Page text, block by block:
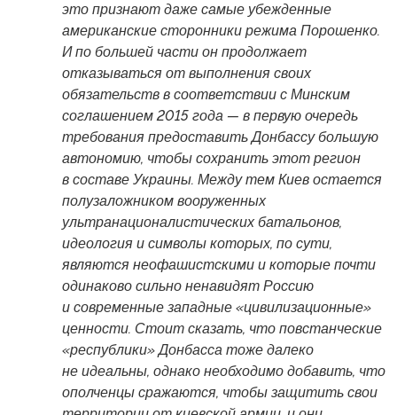
это признают даже самые убежденные
американские сторонники режима Порошенко.
И по большей части он продолжает
отказываться от выполнения своих
обязательств в соответствии с Минским
соглашением 2015 года — в первую очередь
требования предоставить Донбассу большую
автономию, чтобы сохранить этот регион
в составе Украины. Между тем Киев остается
полузаложником вооруженных
ультранационалистических батальонов,
идеология и символы которых, по сути,
являются неофашистскими и которые почти
одинаково сильно ненавидят Россию
и современные западные «цивилизационные»
ценности. Стоит сказать, что повстанческие
«республики» Донбасса тоже далеко
не идеальны, однако необходимо добавить, что
ополченцы сражаются, чтобы защитить свои